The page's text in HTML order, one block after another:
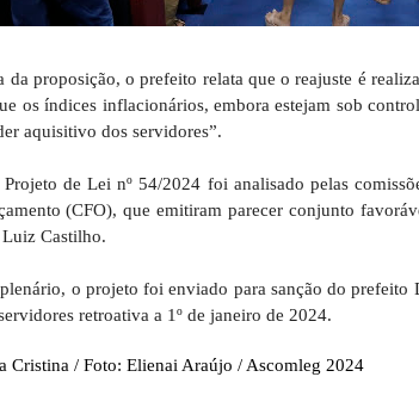
da proposição, o prefeito relata que o reajuste é
os índices inflacionários, embora estejam sob
aquisitivo dos servidores”.
de Lei nº 54/2024 foi analisado pelas
(CFO), que emitiram parecer conjunto
Castilho.
o projeto foi enviado para sanção do
retroativa a 1º de janeiro de 2024.
Cristina / Foto: Elienai Araújo / Ascomleg 2024